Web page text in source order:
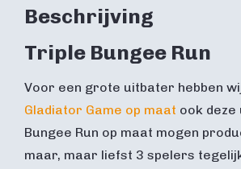
Beschrijving
Triple Bungee Run
Voor een grote uitbater hebben
Gladiator Game op maat ook deze
Bungee Run op maat mogen
maar, maar liefst 3 spelers